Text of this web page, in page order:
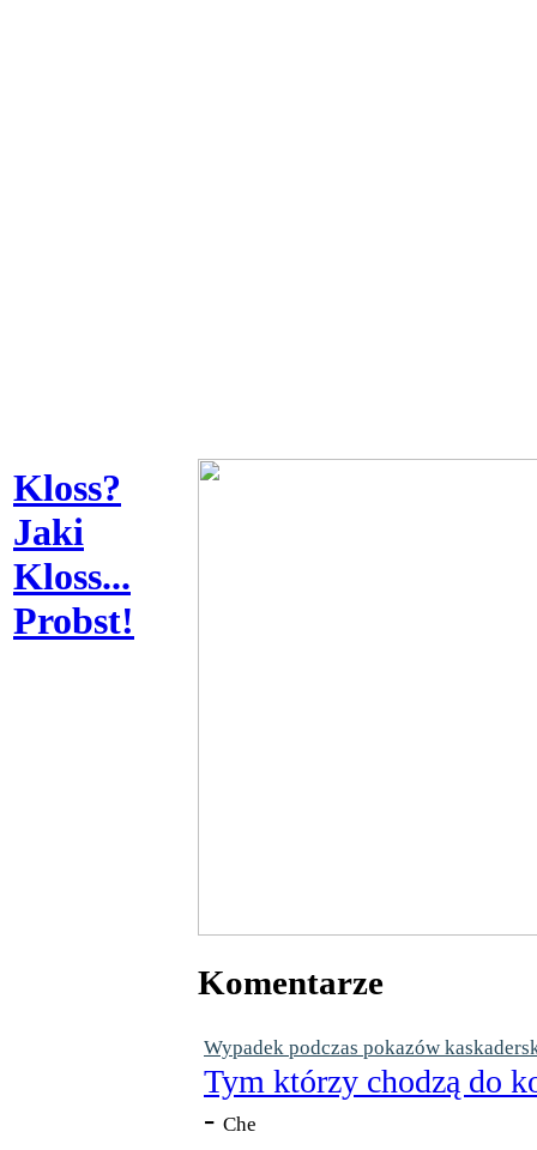
Komentarze
Wypadek podczas pokazów
Tym którzy chodzą do
- Che
Kloss?
Jaki
Kloss...
Probst!